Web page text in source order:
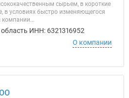
сырьем, в короткие
в условиях быстро изменяющегося
ИНН: 6321316952
О компании